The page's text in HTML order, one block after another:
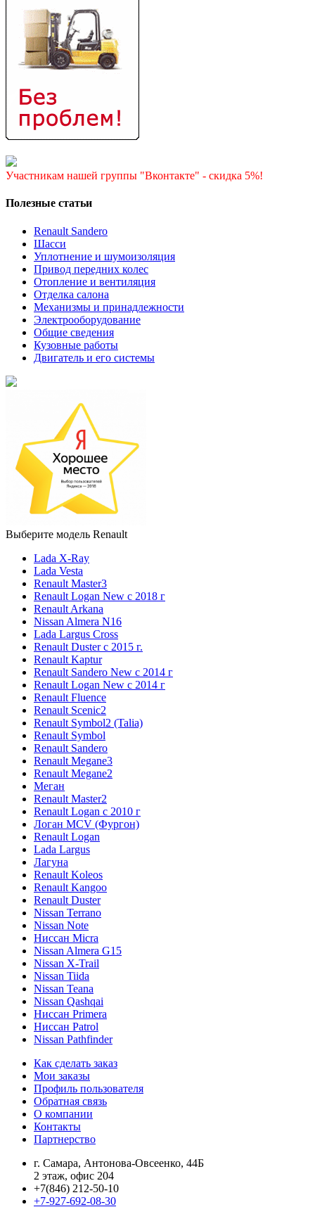
Участникам нашей группы "Вконтакте" - скидка 5%!
Полезные статьи
Renault Sandero
Шасси
Уплотнение и шумоизоляция
Привод передних колес
Отопление и вентиляция
Отделка салона
Механизмы и принадлежности
Электрооборудование
Общие сведения
Кузовные работы
Двигатель и его системы
Выберите модель Renault
Lada X-Ray
Lada Vesta
Renault Master3
Renault Logan New с 2018 г
Renault Arkana
Nissan Almera N16
Lada Largus Cross
Renault Duster с 2015 г.
Renault Kaptur
Renault Sandero New с 2014 г
Renault Logan New с 2014 г
Renault Fluence
Renault Scenic2
Renault Symbol2 (Talia)
Renault Symbol
Renault Sandero
Renault Megane3
Renault Megane2
Меган
Renault Master2
Renault Logan c 2010 г
Логан МСV (Фургон)
Renault Logan
Lada Largus
Лагуна
Renault Koleos
Renault Kangoo
Renault Duster
Nissan Terrano
Nissan Note
Ниссан Micra
Nissan Almera G15
Nissan X-Trail
Nissan Tiida
Nissan Teana
Nissan Qashqai
Ниссан Primera
Ниссан Patrol
Nissan Pathfinder
Как сделать заказ
Мои заказы
Профиль пользователя
Обратная связь
О компании
Контакты
Партнерство
г. Самара, Антонова-Овсеенко, 44Б
2 этаж, офис 204
+7(846) 212-50-10
+7-927-692-08-30